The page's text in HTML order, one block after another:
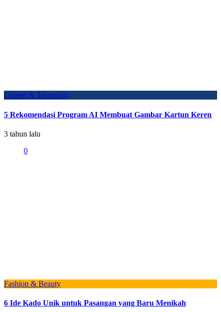
Gadget & Teknologi
5 Rekomendasi Program AI Membuat Gambar Kartun Keren
3 tahun lalu
0
Fashion & Beauty
6 Ide Kado Unik untuk Pasangan yang Baru Menikah